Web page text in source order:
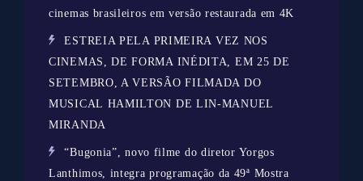
cinemas brasileiros em versão restaurada em 4K
ESTREIA PELA PRIMEIRA VEZ NOS
CINEMAS, DE FORMA INÉDITA, EM 25 DE
SETEMBRO, A VERSÃO FILMADA DO
MUSICAL HAMILTON DE LIN-MANUEL
MIRANDA
“Bugonia”, novo filme do diretor Yorgos
Lanthimos, integra programação da 49ª Mostra